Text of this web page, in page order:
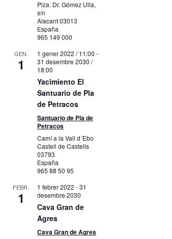
Plza. Dr. Gómez Ulla,
s/n
Alacant03013
España
965 149 000
GEN.
1
1 gener 2022 / 11:00 -
31 desembre 2030 /
18:00
Yacimiento El
Santuario de Pla
de Petracos
Santuario de Pla de
Petracos
Camí a la Vall d´Ebo
Castell de Castells
03793
España
965 88 50 95
FEBR.
1
1 febrer 2022 -31
desembre 2030
Cava Gran de
Agres
Cava Gran de Agres